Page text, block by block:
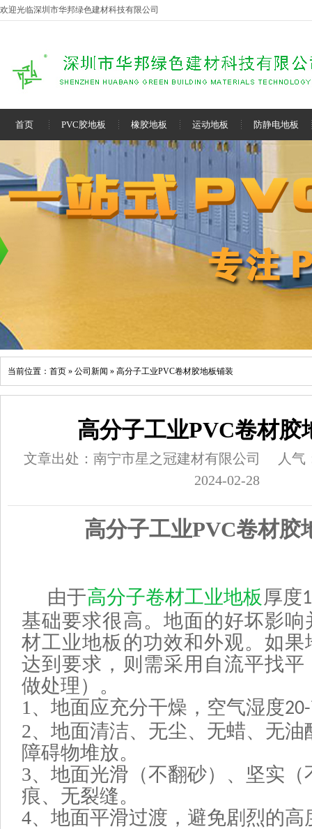
欢迎光临深圳市华邦绿色建材科技有限公司
首页 PVC胶地板 橡胶地板 运动地板 防静电地板
当前位置： 首页 » 公司新闻 » 高分子工业PVC卷材胶地板铺装
高分子工业PVC卷材胶
文章出处：南宁市星之冠建材有限公司
人气
2024-02-28
高分子工业PVC卷材胶
由于高分子卷材工业地板 厚度
基础要求很高。地面的好坏影
材工业地板的功效和外观。如果
达到要求，则需采用自流平找平
做处理）。
1、 地面应充分干燥，空气湿度
2、 地面清洁、无尘、无蜡、无油
障碍物堆放。
3、 地面光滑（不翻砂）、坚实（
痕、无裂缝。
4、 地面平滑过渡，避免剧烈的高